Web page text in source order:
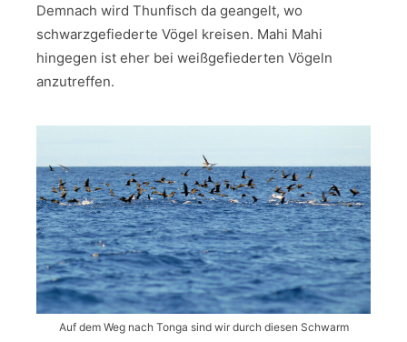
Demnach wird Thunfisch da geangelt, wo
schwarzgefiederte Vögel kreisen. Mahi Mahi
hingegen ist eher bei weißgefiederten Vögeln
anzutreffen.
Auf dem Weg nach Tonga sind wir durch diesen Schwarm